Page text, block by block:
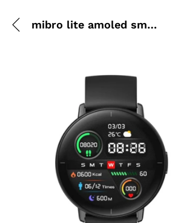
mibro lite amoled smartwatch